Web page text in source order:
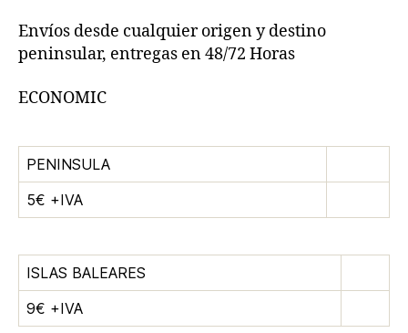
Envíos desde cualquier origen y destino
peninsular, entregas en 48/72 Horas
ECONOMIC
PENINSULA
5€ +IVA
ISLAS BALEARES
9€ +IVA